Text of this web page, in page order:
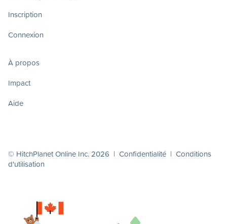
Inscription
Connexion
À propos
Impact
Aide
© HitchPlanet Online Inc. 2026 | Confidentialité | Conditions
d'utilisation